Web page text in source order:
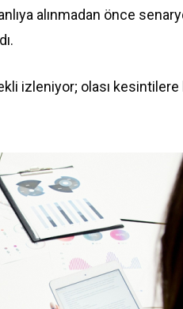
alınmadan önce
izleniyor; olası kesintilere